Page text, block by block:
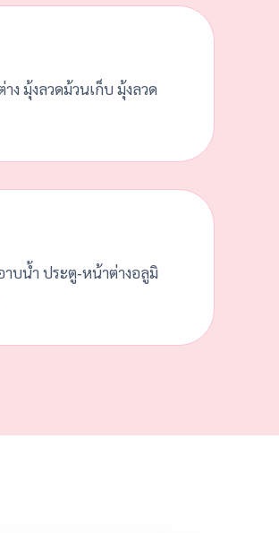
ง มุ้งลวดม้วนเก็บ มุ้งลวด
บน้ำ ประตู-หน้าต่างอลูมิ